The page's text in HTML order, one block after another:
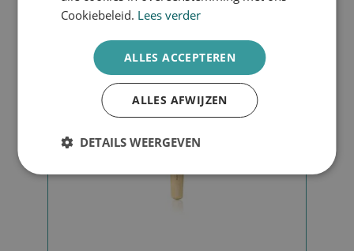
Cookiebeleid. Lees verder
ALLES ACCEPTEREN
ALLES AFWIJZEN
DETAILS WEERGEVEN